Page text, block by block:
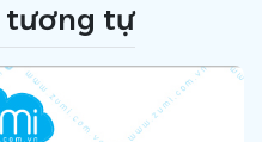
tương tự